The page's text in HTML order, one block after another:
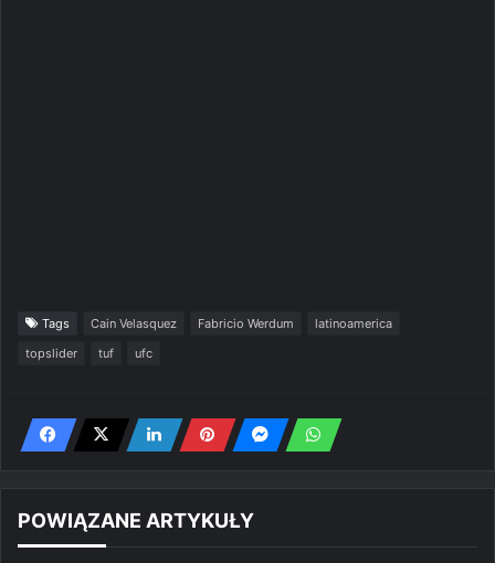
Tags Cain Velasquez Fabricio Werdum
latinoamerica
topslider
tuf ufc
POWIĄZANE ARTYKUŁY